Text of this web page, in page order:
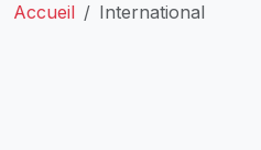
Accueil International